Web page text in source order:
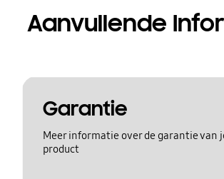
Aanvullende
Garantie
Meer informatie over de garantie van
product